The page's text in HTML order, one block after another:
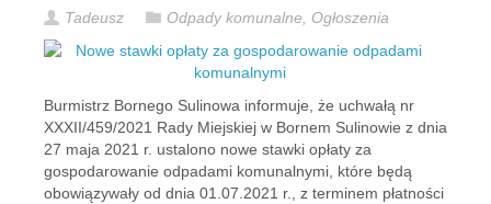
Tadeusz
Odpady komunalne Ogłoszenia
Burmistrz Bornego Sulinowa informuje, że uchwałą nr
XXXII/459/2021 Rady Miejskiej w Bornem Sulinowie z dnia
27 maja 2021 r. ustalono nowe stawki opłaty za
gospodarowanie odpadami komunalnymi, które będą
obowiązywały od dnia 01.07.2021 r., z terminem płatności